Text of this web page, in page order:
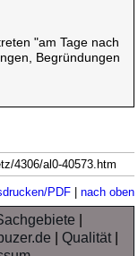
"am Tage nach
Begründungen
4306/al0-40573.htm
PDF| nach oben
|Qualität|